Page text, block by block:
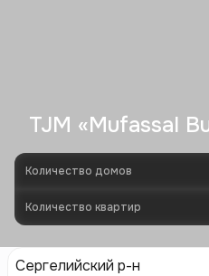
TJM «Mufassal
Количество домов
Количество квартир
Сергелийский р-н